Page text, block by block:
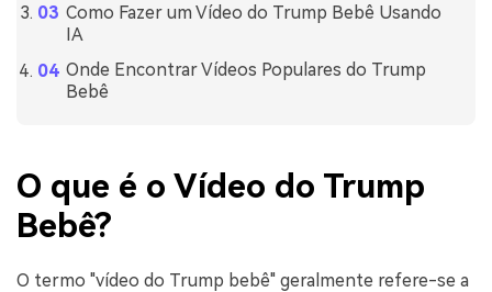
Como Fazer um Vídeo do Trump Bebê Usando
IA
Onde Encontrar Vídeos Populares do Trump
Bebê
O que é o Vídeo do Trump
Bebê?
O termo "vídeo do Trump bebê" geralmente refere-se a